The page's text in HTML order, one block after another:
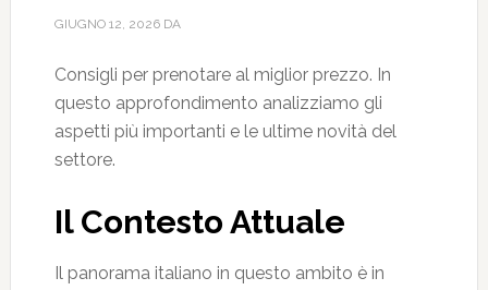
GIUGNO 12, 2026DA
Consigli per prenotare al miglior prezzo. In
questo approfondimento analizziamo gli
aspetti più importanti e le ultime novità del
settore.
Il Contesto Attuale
Il panorama italiano in questo ambito è in